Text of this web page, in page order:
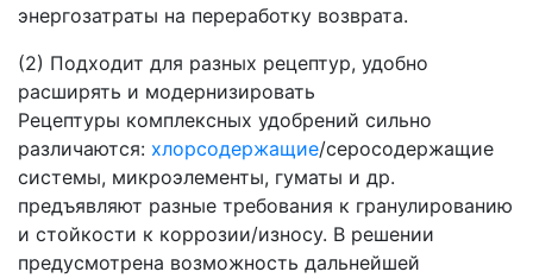
энергозатраты на переработку возврата.
(2) Подходит для разных рецептур, удобно
расширять и модернизировать
Рецептуры комплексных удобрений сильно
различаются: хлорсодержащие/серосодержащие
системы, микроэлементы, гуматы и др.
предъявляют разные требования к гранулированию
и стойкости к коррозии/износу. В решении
предусмотрена возможность дальнейшей